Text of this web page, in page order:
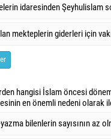
idaresinden Şeyhulislam
mekteplerin giderleri için
hangisi İslam öncesi
en önemli nedeni olarak
bilenlerin sayısının az